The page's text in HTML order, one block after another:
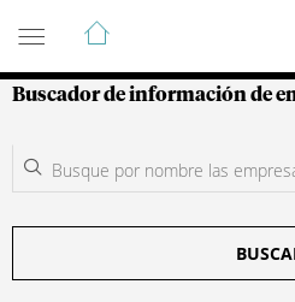
Guía de Empresas
Buscador de información de